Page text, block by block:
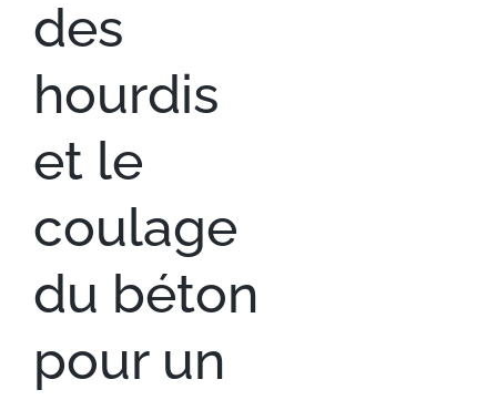
des
hourdis
et le
coulage
du béton
pour un